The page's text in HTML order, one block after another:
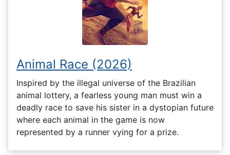
Animal Race (2026)
Inspired by the illegal universe of the Brazilian
animal lottery, a fearless young man must win a
deadly race to save his sister in a dystopian future
where each animal in the game is now
represented by a runner vying for a prize.